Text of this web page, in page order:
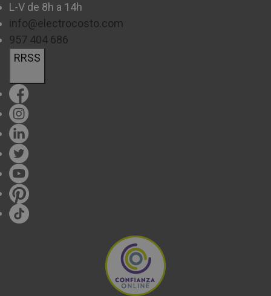
L-V de 8h a 14h
info@electrocosto.com
957 404 686
RRSS